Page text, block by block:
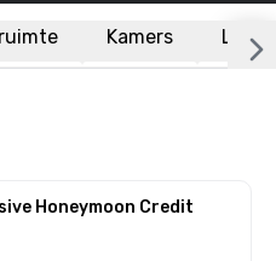
Kamers
Honeymoon Credit